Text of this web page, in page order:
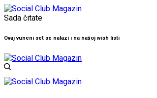
Sada čitate
Ovaj vuneni set se nalazi i na našoj wish listi